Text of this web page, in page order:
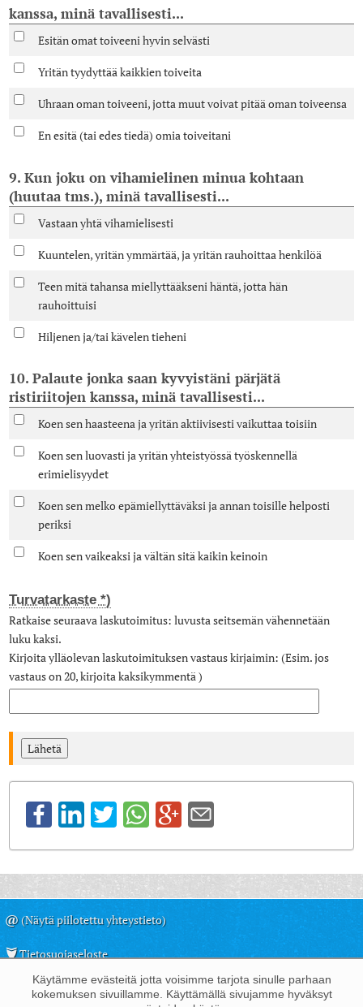
kanssa, minä tavallisesti...
Esitän omat toiveeni hyvin selvästi
Yritän tyydyttää kaikkien toiveita
Uhraan oman toiveeni, jotta muut voivat pitää oman toiveensa
En esitä (tai edes tiedä) omia toiveitani
9. Kun joku on vihamielinen minua kohtaan
(huutaa tms.), minä tavallisesti...
Vastaan yhtä vihamielisesti
Kuuntelen, yritän ymmärtää, ja yritän rauhoittaa henkilöä
Teen mitä tahansa miellyttääkseni häntä, jotta hän
rauhoittuisi
Hiljenen ja/tai kävelen tieheni
10. Palaute jonka saan kyvyistäni pärjätä
ristiriitojen kanssa, minä tavallisesti...
Koen sen haasteena ja yritän aktiivisesti vaikuttaa toisiin
Koen sen luovasti ja yritän yhteistyössä työskennellä
erimielisyydet
Koen sen melko epämiellyttäväksi ja annan toisille helposti
periksi
Koen sen vaikeaksi ja vältän sitä kaikin keinoin
Turvatarkaste *)
Ratkaise seuraava laskutoimitus: luvusta seitsemän vähennetään
luku kaksi.
Kirjoita ylläolevan laskutoimituksen vastaus kirjaimin: (Esim. jos
vastaus on 20, kirjoita kaksikymmentä )
@(Näytä piilotettu yhteystieto)
Tietosuojaseloste
Juha Kemppinen, 2009-2025
Käytämme evästeitä jotta voisimme tarjota sinulle parhaan
kokemuksen sivuillamme. Käyttämällä sivujamme hyväksyt